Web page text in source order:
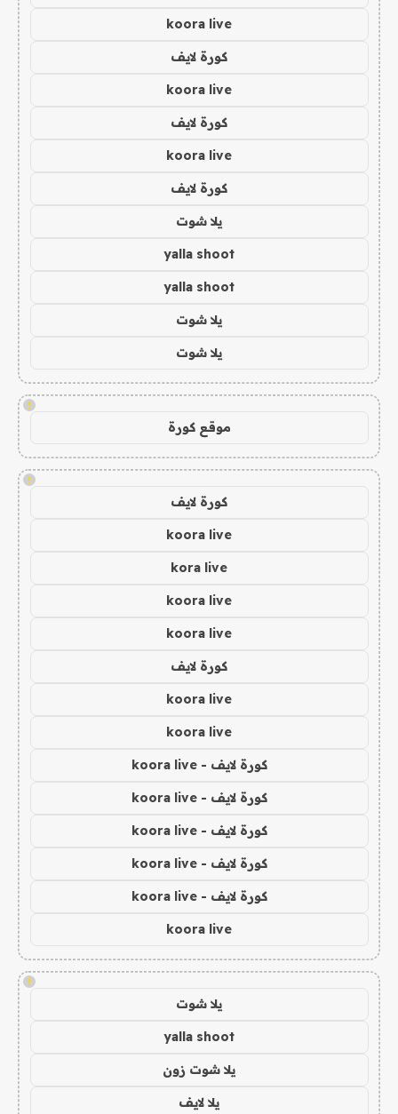
koora live
كورة لايف
koora live
كورة لايف
koora live
كورة لايف
يلا شوت
yalla shoot
yalla shoot
يلا شوت
يلا شوت
!
موقع كورة
!
كورة لايف
koora live
kora live
koora live
koora live
كورة لايف
koora live
koora live
كورة لايف - koora live
كورة لايف - koora live
كورة لايف - koora live
كورة لايف - koora live
كورة لايف - koora live
koora live
!
يلا شوت
yalla shoot
يلا شوت زون
يلا لايف